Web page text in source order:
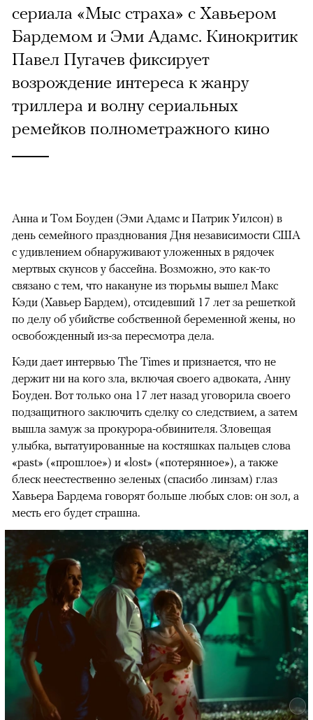
сериала «Мыс страха» с Хавьером
Бардемом и Эми Адамс. Кинокритик
Павел Пугачев фиксирует
возрождение интереса к жанру
триллера и волну сериальных
ремейков полнометражного кино
Анна и Том Боуден (Эми Адамс и Патрик Уилсон) в
день семейного празднования Дня независимости США
с удивлением обнаруживают уложенных в рядочек
мертвых скунсов у бассейна. Возможно, это как-то
связано с тем, что накануне из тюрьмы вышел Макс
Кэди (Хавьер Бардем), отсидевший 17 лет за решеткой
по делу об убийстве собственной беременной жены, но
освобожденный из-за пересмотра дела.
Кэди дает интервью The Times и признается, что не
держит ни на кого зла, включая своего адвоката, Анну
Боуден. Вот только она 17 лет назад уговорила своего
подзащитного заключить сделку со следствием, а затем
вышла замуж за прокурора-обвинителя. Зловещая
улыбка, вытатуированные на костяшках пальцев слова
«past» («прошлое») и «lost» («потерянное»), а также
блеск неестественно зеленых (спасибо линзам) глаз
Хавьера Бардема говорят больше любых слов: он зол, а
месть его будет страшна.